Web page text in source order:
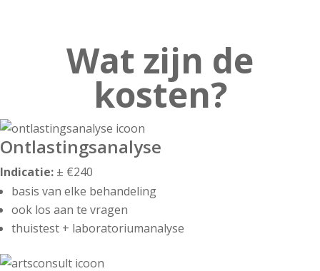
Wat zijn de
kosten?
Ontlastingsanalyse
Indicatie: ± €240
basis van elke behandeling
ook los aan te vragen
thuistest + laboratoriumanalyse